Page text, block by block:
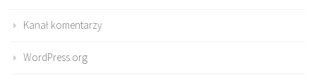
Kanał komentarzy
WordPress.org